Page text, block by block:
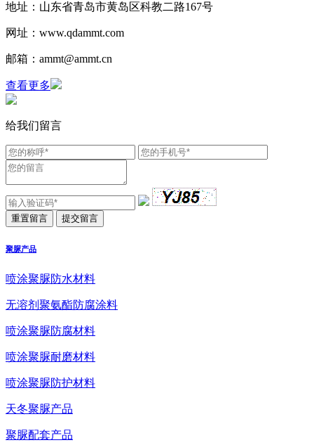
地址：山东省青岛市黄岛区科教二路167号
网址：www.qdammt.com
邮箱：ammt@ammt.cn
查看更多
给我们留言
聚脲产品
喷涂聚脲防水材料
无溶剂聚氨酯防腐涂料
喷涂聚脲防腐材料
喷涂聚脲耐磨材料
喷涂聚脲防护材料
天冬聚脲产品
聚脲配套产品